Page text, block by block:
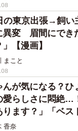
の東京出張→飼い
異変 眉間にでき
【漫画】
まこと
んが気になる？ひ
愛らしさに悶絶
ります？」「ベス
香奈